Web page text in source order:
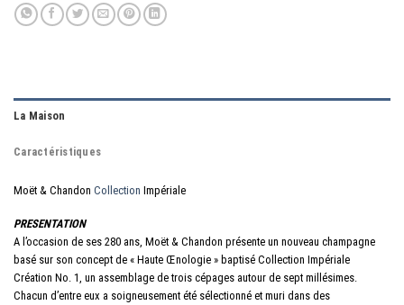
La Maison
Caractéristiques
Moët & Chandon Collection Impériale
PRESENTATION
A l’occasion de ses 280 ans, Moët & Chandon présente un nouveau champagne
basé sur son concept de « Haute Œnologie » baptisé Collection Impériale
Création No. 1, un assemblage de trois cépages autour de sept millésimes.
Chacun d’entre eux a soigneusement été sélectionné et muri dans des